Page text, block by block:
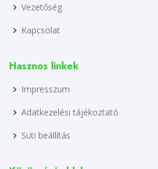
Vezetőség
Kapcsolat
Hasznos linkek
Impresszum
Adatkezelési tájékoztató
Süti beállítás